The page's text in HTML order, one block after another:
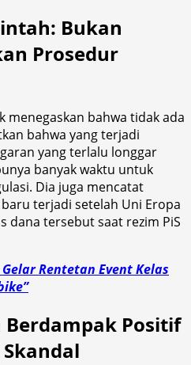
Bukan
Prosedur
menegaskan bahwa tidak ada
bahwa yang terjadi
yang terlalu longgar
banyak waktu untuk
Dia juga mencatat
terjadi setelah Uni Eropa
dana tersebut saat rezim PiS
Rentetan Event Kelas
Positif